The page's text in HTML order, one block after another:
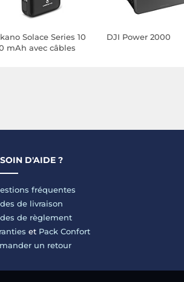
Solace Series 10
mAh avec câbles
DJI Power 2000
D'AIDE ?
fréquentes
de livraison
de règlement
et Pack Confort
un retour